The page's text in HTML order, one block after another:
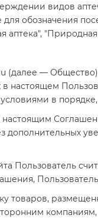
видов
обозначения
"Природная
(далее —
настоящем
в
Пользователь
товаров,